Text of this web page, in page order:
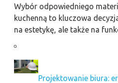
Wybór odpowiedniego
kuchenną to kluczowa
na estetykę, ale także na
Projektowanie biura: